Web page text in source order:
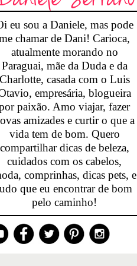
eu sou a Daniele, mas pode
chamar de Dani! Carioca,
atualmente morando no
Paraguai, mãe da Duda e da
casada com o Luis
empresária, blogueira
paixão. Amo viajar, fazer
amizades e curtir o que a
vida tem de bom. Quero
compartilhar dicas de beleza,
cuidados com os cabelos,
comprinhas, dicas pets, e
que eu encontrar de bom
pelo caminho!